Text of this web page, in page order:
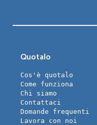
Quotalo
Cos'è quotalo
Come funziona
Chi siamo
Contattaci
Domande frequenti
Lavora con noi